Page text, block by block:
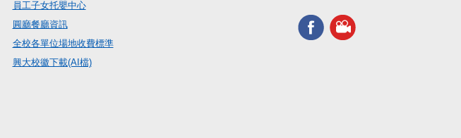
員工子女托嬰中心
圓廳餐廳資訊
全校各單位場地收費標準
興大校徽下載(AI檔)